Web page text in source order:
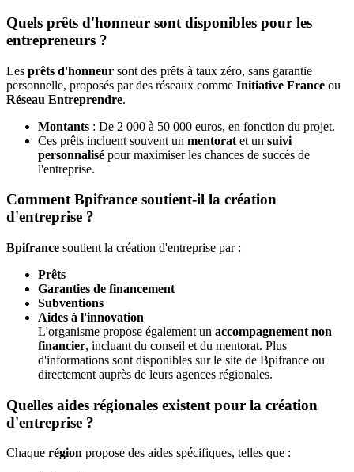
Quels prêts d'honneur sont disponibles pour les
entrepreneurs ?
Les prêts d'honneur sont des prêts à taux zéro, sans garantie
personnelle, proposés par des réseaux comme Initiative France ou
Réseau Entreprendre.
Montants : De 2 000 à 50 000 euros, en fonction du projet.
Ces prêts incluent souvent un mentorat et un suivi
personnalisé pour maximiser les chances de succès de
l'entreprise.
Comment Bpifrance soutient-il la création
d'entreprise ?
Bpifrance soutient la création d'entreprise par :
Prêts
Garanties de financement
Subventions
Aides à l'innovation
L'organisme propose également un accompagnement non
financier, incluant du conseil et du mentorat. Plus
d'informations sont disponibles sur le site de Bpifrance ou
directement auprès de leurs agences régionales.
Quelles aides régionales existent pour la création
d'entreprise ?
Chaque région propose des aides spécifiques, telles que :